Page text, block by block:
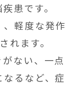
患です。
軽度な発作
れます。
ない、一点
るなど、症